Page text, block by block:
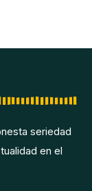
seriedad
en el